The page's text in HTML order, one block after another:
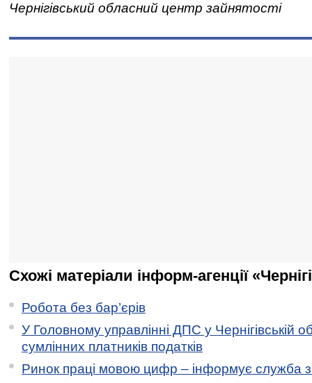
Чернігівський обласний центр зайнятості
Схожі матеріали інформ-агенції
Робота без бар’єрів
У Головному управлінні ДПС у Чернігівській
сумлінних платників податків
Ринок праці мовою цифр – інформує служба